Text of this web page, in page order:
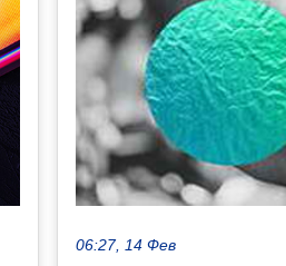
06:27, 14 Фев